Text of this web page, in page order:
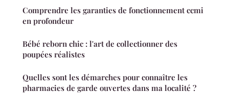
Comprendre les garanties de fonctionnement ccmi
en profondeur
Bébé reborn chic : l'art de collectionner des
poupées réalistes
Quelles sont les démarches pour connaître les
pharmacies de garde ouvertes dans ma localité ?